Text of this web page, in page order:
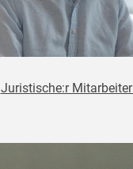
Juristische:r